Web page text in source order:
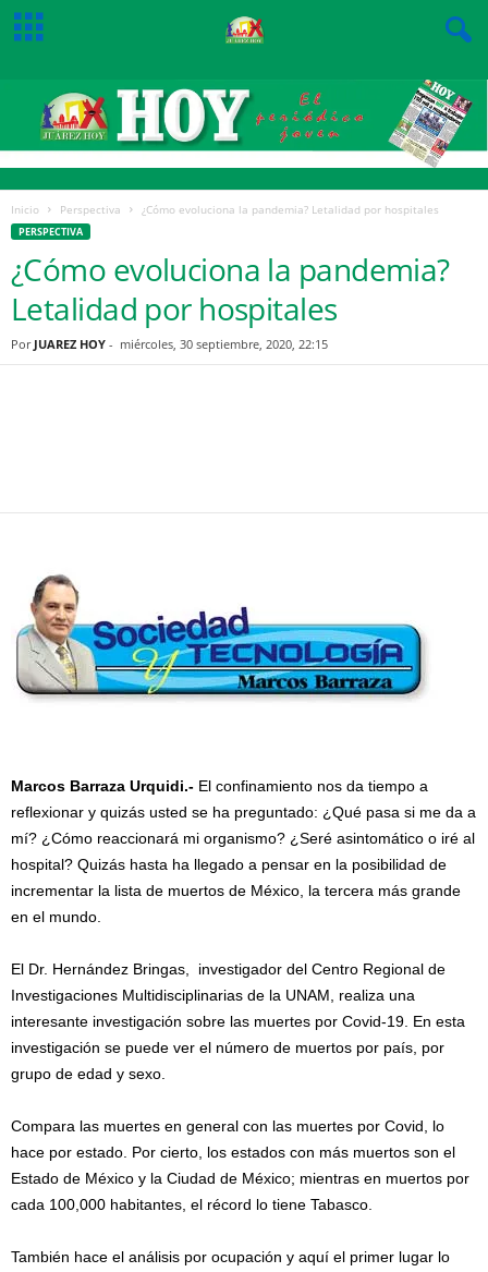
Inicio Perspectiva ¿Cómo evoluciona la pandemia? Letalidad por hospitales
PERSPECTIVA
¿Cómo evoluciona la pandemia?
Letalidad por hospitales
Por JUAREZ HOY - miércoles, 30 septiembre, 2020, 22:15
Marcos Barraza Urquidi.- El confinamiento nos da tiempo a
reflexionar y quizás usted se ha preguntado: ¿Qué pasa si me da a
mí? ¿Cómo reaccionará mi organismo? ¿Seré asintomático o iré al
hospital? Quizás hasta ha llegado a pensar en la posibilidad de
incrementar la lista de muertos de México, la tercera más grande
en el mundo.
El Dr. Hernández Bringas, investigador del Centro Regional de
Investigaciones Multidisciplinarias de la UNAM, realiza una
interesante investigación sobre las muertes por Covid-19. En esta
investigación se puede ver el número de muertos por país, por
grupo de edad y sexo.
Compara las muertes en general con las muertes por Covid, lo
hace por estado. Por cierto, los estados con más muertos son el
Estado de México y la Ciudad de México; mientras en muertos por
cada 100,000 habitantes, el récord lo tiene Tabasco.
También hace el análisis por ocupación y aquí el primer lugar lo